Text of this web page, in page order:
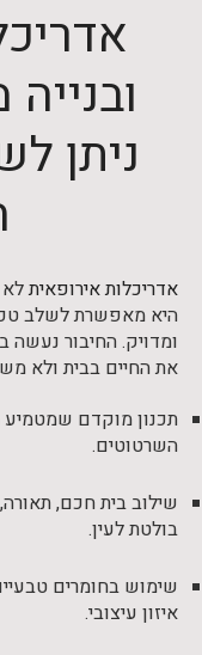
ניתן
אדריכלות אירופאיתלא
היא מאפשרת לשלב
ומדויק. החיבור
את החיים בבית ולא
תכנון מוקדם
השרטוטים.
שילוב בית חכם,
בולטת לעין.
שימוש בחומרים
איזון עיצובי.